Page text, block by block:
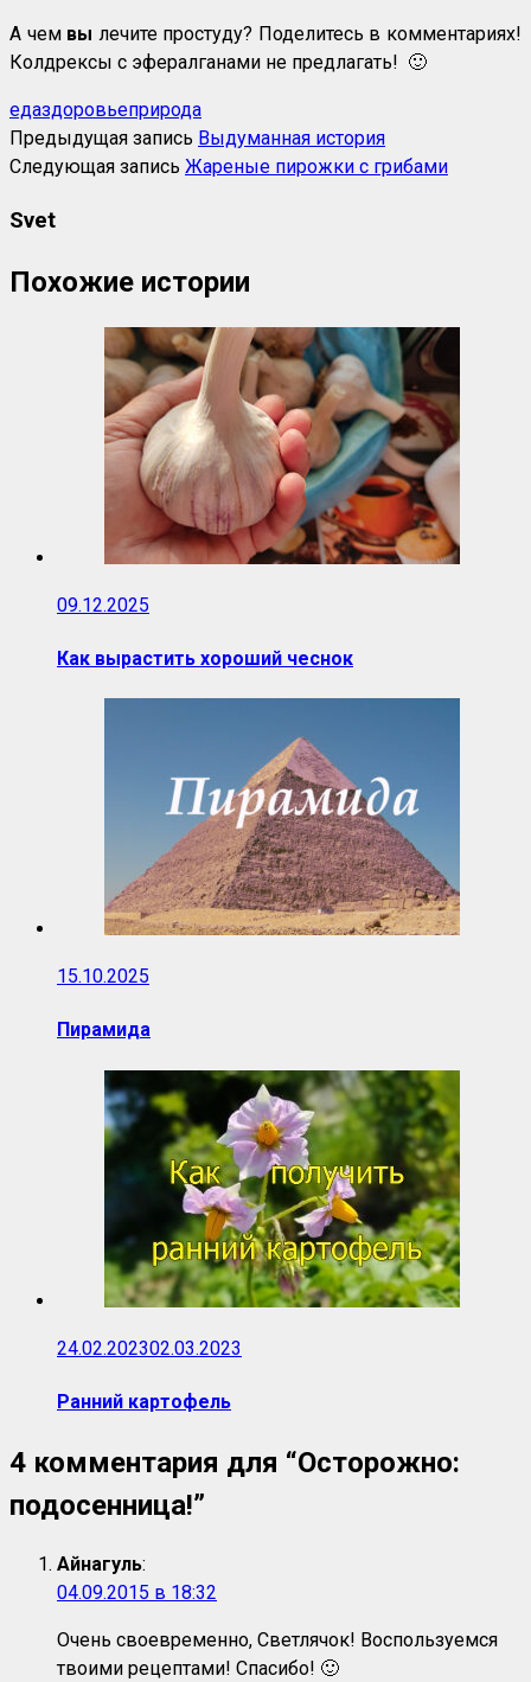
А чем вы лечите простуду? Поделитесь в комментариях!
Колдрексы с эфералганами не предлагать! 🙂
едаздоровьеприрода
Предыдущая запись Выдуманная история
Следующая запись Жареные пирожки с грибами
Svet
Похожие истории
09.12.2025
Как вырастить хороший чеснок
15.10.2025
Пирамида
24.02.202302.03.2023
Ранний картофель
4 комментария для “Осторожно:
подосенница!”
Айнагуль:
04.09.2015 в 18:32
Очень своевременно, Светлячок! Воспользуемся
твоими рецептами! Спасибо! 🙂